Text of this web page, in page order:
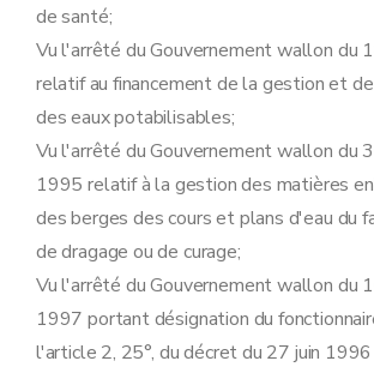
Sous-section 10
Art. 120
Sous-section11
Obligation de notification
Sous-section12
Art.120ter
Art.120quater
Art.120quinquies
Art.
sexies
Chapitre III Remise en état
Art. 121
Dispositions abrogatoires,
Section première Dispositions abrogatoires
Sous-section première Etablissements
de santé;
Vu l'arrêté du Gouvernement wallon du
relatif au financement de la gestion et
des eaux potabilisables;
Vu l'arrêté du Gouvernement wallon du
1995 relatif à la gestion des matières
des berges des cours et plans d'eau du
de dragage ou de curage;
Vu l'arrêté du Gouvernement wallon du
1997 portant désignation du
l'article 2, 25°, du décret du 27 juin